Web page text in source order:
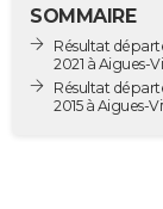
Destinations
City break
Voyage nature
Voyage de noces
Forum
Climat
GUIDES D'ACHAT
SOMMAIRE
Résultat
2021 à Aigues-
Résultat
2015 à Aigues-